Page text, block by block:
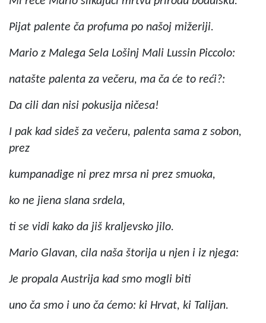
Pijat palente ča profuma po našoj mižeriji.
Mario z Malega Sela Lošinj Mali Lussin Piccolo:
natašte palenta za večeru, ma ča će to reći?:
Da cili dan nisi pokusija ničesa!
I pak kad sideš za večeru, palenta sama z sobon,
prez
kumpanadige ni prez mrsa ni prez smuoka,
ko ne jiena slana srdela,
ti se vidi kako da jiš kraljevsko jilo.
Mario Glavan, cila naša štorija u njen i iz njega:
Je propala Austrija kad smo mogli biti
uno ča smo i uno ča ćemo: ki Hrvat, ki Talijan.